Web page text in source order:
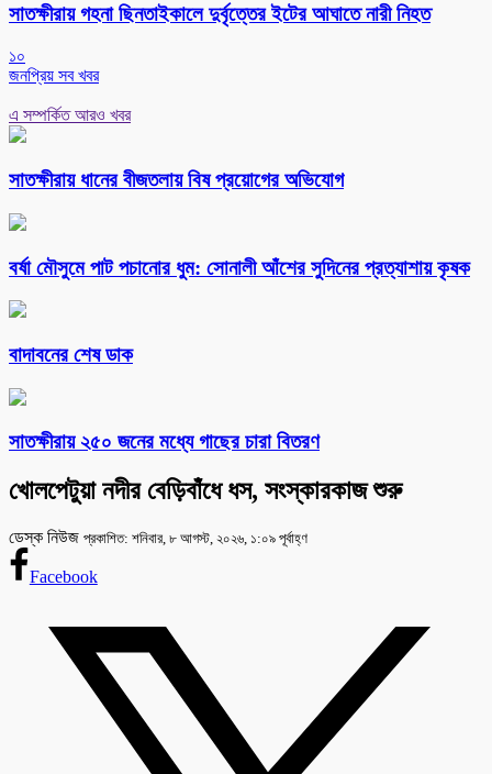
সাতক্ষীরায় গহনা ছিনতাইকালে দুর্বৃত্তের ইটের আঘাতে নারী নিহত
১০
জনপ্রিয় সব খবর
এ সম্পর্কিত আরও খবর
সাতক্ষীরায় ধানের বীজতলায় বিষ প্রয়োগের অভিযোগ
বর্ষা মৌসুমে পাট পচানোর ধুম: সোনালী আঁশের সুদিনের প্রত্যাশায় কৃষক
বাদাবনের শেষ ডাক
সাতক্ষীরায় ২৫০ জনের মধ্যে গাছের চারা বিতরণ
খোলপেটুয়া নদীর বেড়িবাঁধে ধস, সংস্কারকাজ শুরু
ডেস্ক নিউজ প্রকাশিত: শনিবার, ৮ আগস্ট, ২০২৬, ১:০৯ পূর্বাহ্ণ
Facebook